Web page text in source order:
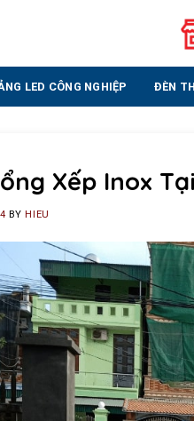
LED CÔNG NGHIỆP ĐÈN
Xếp Inox
BY HIEU